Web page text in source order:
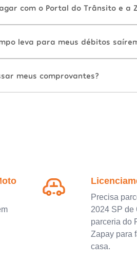
com o Portal do Trânsito e a
leva para meus débitos
meus comprovantes?
Precisa
2024 SP de
parceria do
Zapay para
casa.